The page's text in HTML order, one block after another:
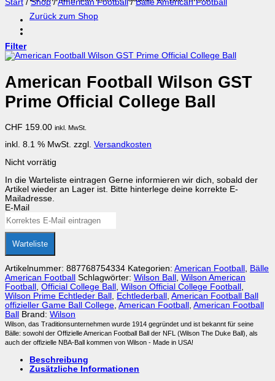
Zurück zum Shop
Start / Shop / American Football / Bälle American Football
Filter
American Football Wilson GST
Prime Official College Ball
CHF 159.00 inkl. MwSt.
inkl. 8.1 % MwSt. zzgl. Versandkosten
Nicht vorrätig
In die Warteliste eintragen Gerne informieren wir dich, sobald der
Artikel wieder an Lager ist. Bitte hinterlege deine korrekte E-
Mailadresse.
E-Mail
Warteliste
Artikelnummer: 887768754334 Kategorien: American Football , Bälle
American Football
Schlagwörter: Wilson Ball , Wilson American
Football , Official College Ball , Wilson Official College Football ,
Wilson Prime Echtleder Ball , Echtlederball , American Football Ball
offizieller Game Ball College, American Football , American Football
Ball
Brand: Wilson
Wilson, das Traditionsunternehmen wurde 1914 gegründet und ist bekannt für seine
Bälle: sowohl der Offizielle American Football Ball der NFL (Wilson The Duke Ball), als
auch der offizielle NBA-Ball kommen von Wilson - Made in USA!
Beschreibung
Zusätzliche Informationen